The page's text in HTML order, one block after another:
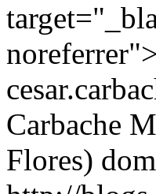
Carbache
Flores)